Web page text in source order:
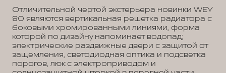
Отличительной чертой экстерьера новинки WEY
80 являются вертикальная решетка радиатора с
боковыми хромированными линиями, форма
которой по дизайну напоминает водопад;
электрические раздвижные двери с защитой от
защемления, светодиодная оптика и подсветка
порогов, люк с электроприводом и